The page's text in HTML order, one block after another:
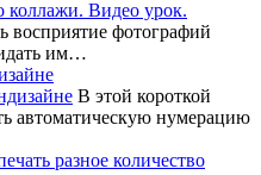
восприятие фотографий
им…
В этой короткой
автоматическую нумерацию
разное количество